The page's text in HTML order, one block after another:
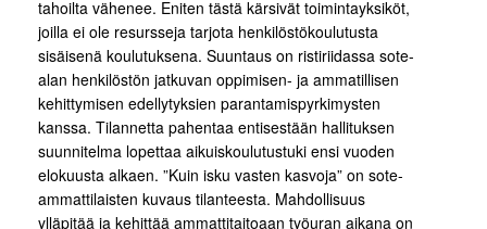
tahoilta vähenee. Eniten tästä kärsivät toimintayksiköt,
joilla ei ole resursseja tarjota henkilöstökoulutusta
sisäisenä koulutuksena. Suuntaus on ristiriidassa sote-
alan henkilöstön jatkuvan oppimisen- ja ammatillisen
kehittymisen edellytyksien parantamispyrkimysten
kanssa. Tilannetta pahentaa entisestään hallituksen
suunnitelma lopettaa aikuiskoulutustuki ensi vuoden
elokuusta alkaen. ”Kuin isku vasten kasvoja” on sote-
ammattilaisten kuvaus tilanteesta. Mahdollisuus
ylläpitää ja kehittää ammattitaitoaan työuran aikana on